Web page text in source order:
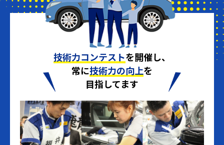
技術力コンテストを開催し、
常に技術力の向上を
目指してます